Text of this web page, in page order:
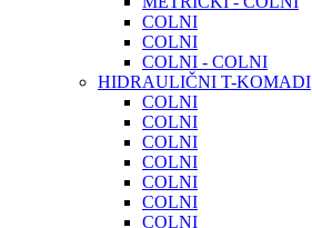
COLNI
COLNI
COLNI - COLNI
HIDRAULIČNI T-KOMADI
COLNI
COLNI
COLNI
COLNI
COLNI
COLNI
COLNI